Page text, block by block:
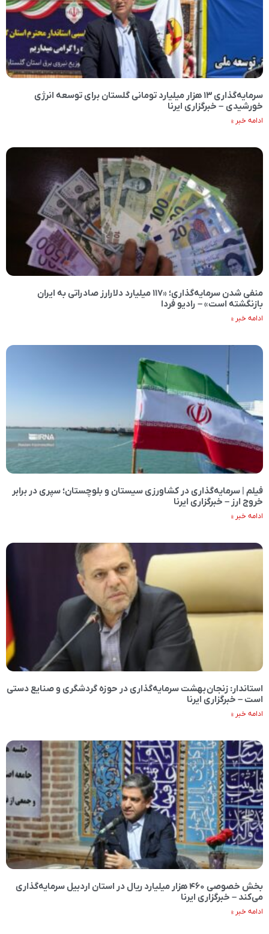
سرمایه‌گذاری ۱۳ هزار میلیارد تومانی گلستان برای توسعه انرژی
خورشیدی – خبرگزاری ایرنا
ادامه خبر »
منفی شدن سرمایه‌گذاری؛ «۱۱۷ میلیارد دلارارز صادراتی به ایران
بازنگشته است» – رادیو فردا
ادامه خبر »
فیلم | سرمایه‌گذاری در کشاورزی سیستان‌ و بلوچستان؛ سپری در برابر
خروج ارز – خبرگزاری ایرنا
ادامه خبر »
استاندار: زنجان بهشت سرمایه‌گذاری در حوزه گردشگری و صنایع دستی
است – خبرگزاری ایرنا
ادامه خبر »
بخش خصوصی ۴۶۰ هزار میلیارد ریال در استان اردبیل سرمایه‌گذاری
می‌کند – خبرگزاری ایرنا
ادامه خبر »